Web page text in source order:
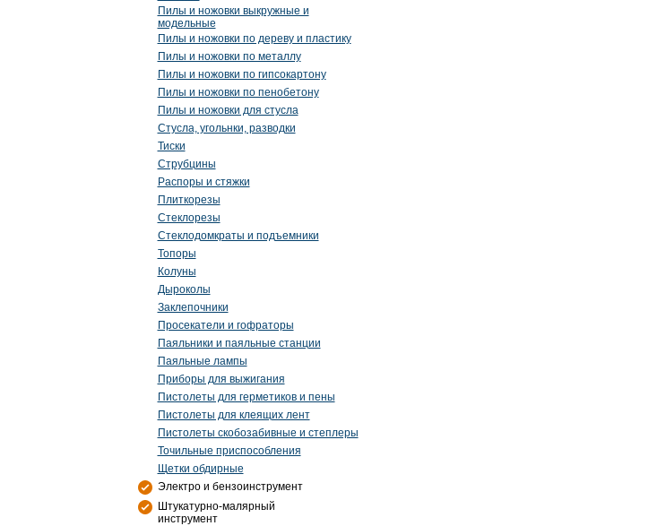
Пилы и ножовки выкружные и
модельные
Пилы и ножовки по дереву и пластику
Пилы и ножовки по металлу
Пилы и ножовки по гипсокартону
Пилы и ножовки по пенобетону
Пилы и ножовки для стусла
Стусла, угольнки, разводки
Тиски
Струбцины
Распоры и стяжки
Плиткорезы
Стеклорезы
Стеклодомкраты и подъемники
Топоры
Колуны
Дыроколы
Заклепочники
Просекатели и гофраторы
Паяльники и паяльные станции
Паяльные лампы
Приборы для выжигания
Пистолеты для герметиков и пены
Пистолеты для клеящих лент
Пистолеты скобозабивные и степлеры
Точильные приспособления
Щетки обдирные
Электро и бензоинструмент
Штукатурно-малярный
инструмент